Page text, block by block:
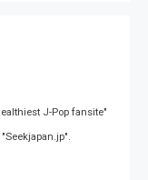
J-Pop fansite"